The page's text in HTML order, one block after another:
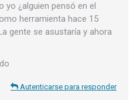
yo ¿alguien pensó en el
herramienta hace 15
gente se asustaría y ahora
Autenticarse para responder